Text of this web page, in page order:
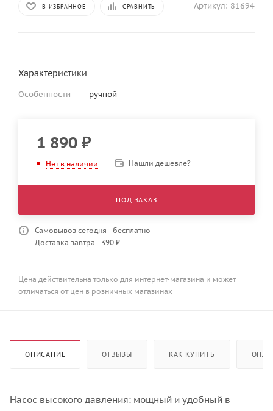
В ИЗБРАННОЕ СРАВНИТЬ Артикул: 81694
Характеристики
Особенности — ручной
1 890 ₽
Нет в наличии Нашли дешевле?
ПОД ЗАКАЗ
Самовывоз сегодня - бесплатно
Доставка завтра - 390 ₽
Цена действительна только для интернет-магазина и может
отличаться от цен в розничных магазинах
ОПИСАНИЕ ОТЗЫВЫ КАК КУПИТЬ
Насос высокого давления: мощный и удобный в